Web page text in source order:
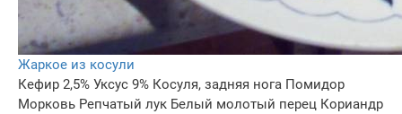
Жаркое из косули
Кефир 2,5% Уксус 9% Косуля, задняя нога Помидор
Морковь Репчатый лук Белый молотый перец Кориандр